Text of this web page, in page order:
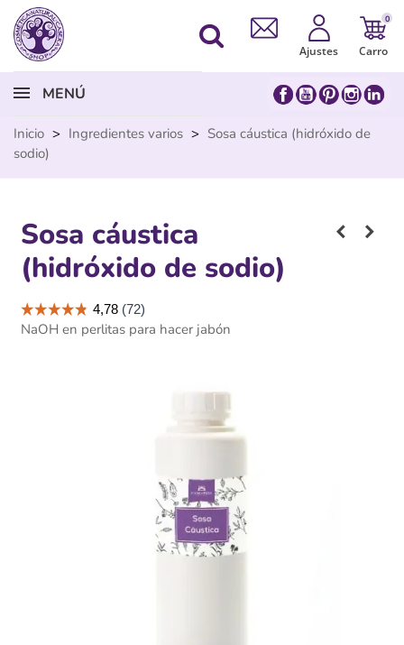
Ajustes
0
Carro
MENÚ
Inicio > Ingredientes varios > Sosa cáustica (hidróxido de
sodio)
Sosa cáustica
(hidróxido de sodio)
NaOH en perlitas para hacer jabón